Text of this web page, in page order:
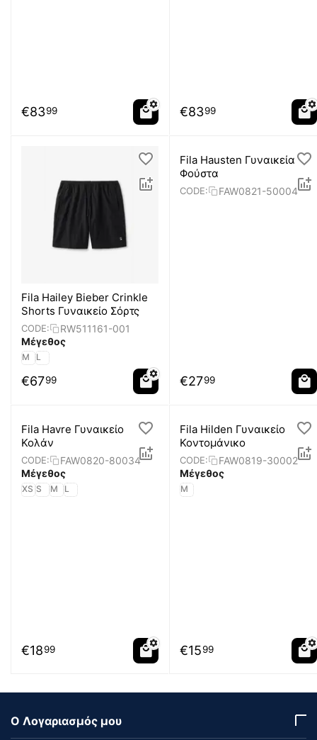
€8399 €8399
Fila Hailey Bieber Crinkle
Shorts Γυναικείο Σόρτς
CODE:
RW511161-001
Μέγεθος
M L
€6799
Fila Hausten Γυναικεία
Φούστα
CODE: FAW0821-50004
€2799
Fila Havre Γυναικείο
Κολάν
CODE:
FAW0820-80034
Μέγεθος
XS S M L
€1899
Fila Hilden Γυναικείο
Κοντομάνικο
CODE:
FAW0819-30002
Μέγεθος
M
€1599
Ο Λογαριασμός μου